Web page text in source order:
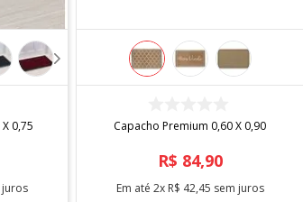
água e sabão neutro. Seque à sombra.
para halls com mais tráfego.
X 0,75 Capacho Premium 0,60 X 0,90
R$ 84,90
Em até 2x R$ 42,45 sem juros